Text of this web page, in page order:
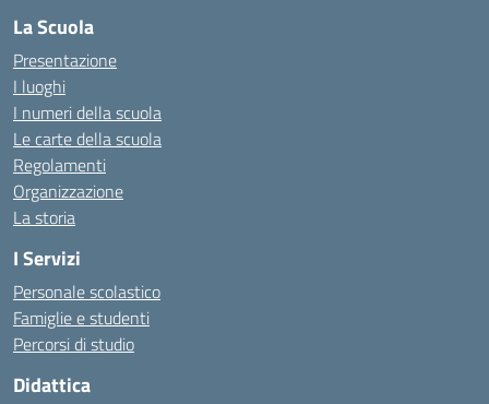
La Scuola
Presentazione
I luoghi
I numeri della scuola
Le carte della scuola
Regolamenti
Organizzazione
La storia
I Servizi
Personale scolastico
Famiglie e studenti
Percorsi di studio
Didattica